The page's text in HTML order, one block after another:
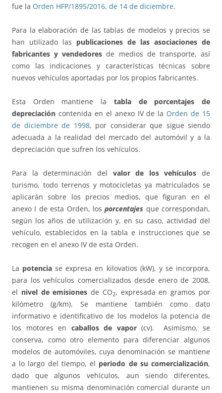
fue la Orden HFP/1895/2016, de 14 de diciembre.
Para la elaboración de las tablas de modelos y precios se
han utilizado las publicaciones de las asociaciones de
fabricantes y vendedores de medios de transporte, así
como las indicaciones y características técnicas sobre
nuevos vehículos aportadas por los propios fabricantes.
Esta Orden mantiene la tabla de porcentajes de
depreciación contenida en el anexo IV de laOrden de 15
de diciembre de 1998, por considerar que sigue siendo
adecuada a la realidad del mercado del automóvil y a la
depreciación que sufren los vehículos.
Para la determinación del valor de los vehículos de
turismo, todo terrenos y motocicletas ya matriculados se
aplicarán sobre los precios medios, que figuran en el
anexo I de esta Orden, losporcentajes que correspondan,
según los años de utilización y, en su caso, actividad del
vehículo, establecidos en la tabla e instrucciones que se
recogen en el anexo IV de esta Orden.
La potencia se expresa en kilovatios (kW), y se incorpora,
para los vehículos comercializados desde enero de 2008,
el nivel de emisiones de CO2, expresada en gramos por
kilómetro (g/km). Se mantiene también como dato
informativo e identificativo de los modelos la potencia de
los motores en caballos de vapor(cv). Asimismo, se
conserva, como otro elemento para diferenciar algunos
modelos de automóviles, cuya denominación se mantiene
a lo largo del tiempo, el periodo de su comercialización,
dado que algunos vehículos, aun siendo diferentes,
mantienen su misma denominación comercial durante un